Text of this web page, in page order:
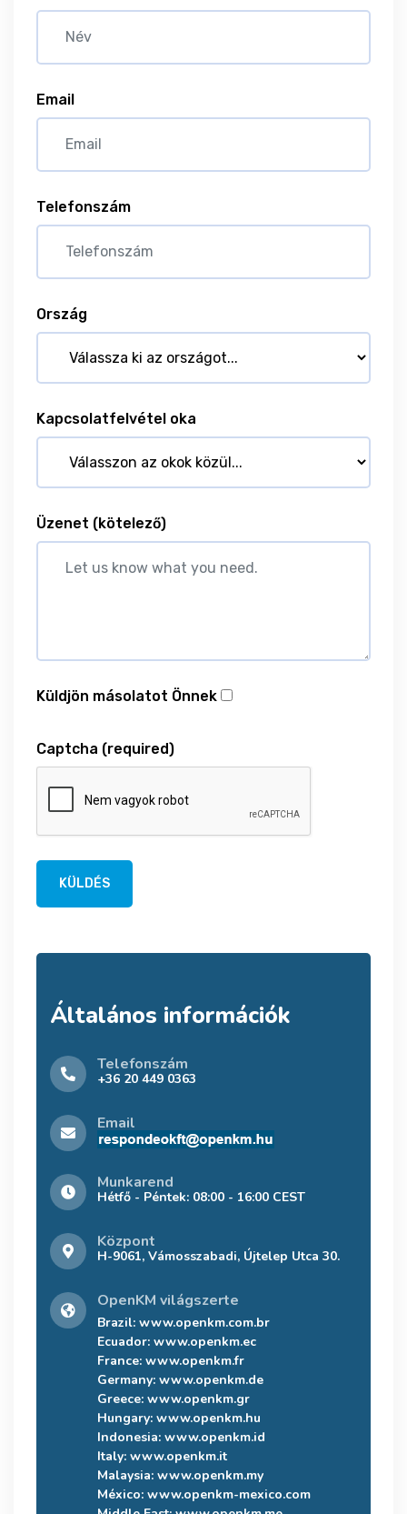
Email
Telefonszám
Ország
Kapcsolatfelvétel oka
Üzenet (kötelező)
Küldjön másolatot Önnek
Captcha (required)
KÜLDÉS
Általános információk
Telefonszám
+36 20 449 0363
Email
Munkarend
Hétfő - Péntek: 08:00 - 16:00 CEST
Központ
H-9061, Vámosszabadi, Újtelep Utca 30.
OpenKM világszerte
Brazil: www.openkm.com.br
Ecuador: www.openkm.ec
France: www.openkm.fr
Germany: www.openkm.de
Greece: www.openkm.gr
Hungary: www.openkm.hu
Indonesia: www.openkm.id
Italy: www.openkm.it
Malaysia: www.openkm.my
México: www.openkm-mexico.com